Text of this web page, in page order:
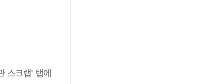
스크랩' 탭에